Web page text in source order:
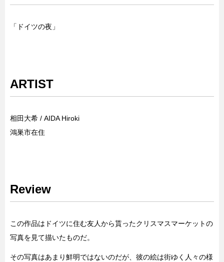
「ドイツの夜」
ARTIST
相田大希 / AIDA Hiroki
鴻巣市在住
Review
この作品はドイツに住む友人から貰ったクリスマスマーケットの
写真を見て描いたものだ。
その写真はあまり鮮明ではないのだが、彼の絵は街ゆく人々の様